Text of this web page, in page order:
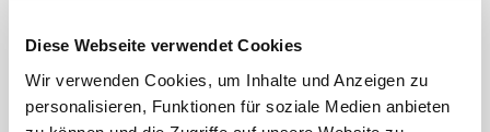
Diese Webseite verwendet Cookies
Wir verwenden Cookies, um Inhalte und Anzeigen zu
personalisieren, Funktionen für soziale Medien anbieten
Hotel Klosterbräu & SPA